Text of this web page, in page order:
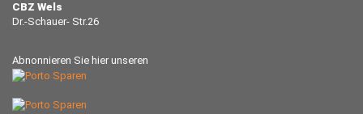
CBZ Wels
Dr.-Schauer- Str.26
Abnonnieren Sie hier unseren